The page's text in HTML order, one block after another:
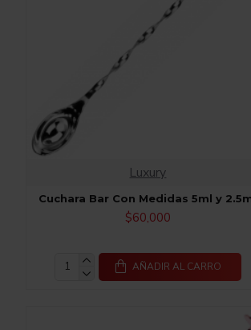
Luxury
Cuchara Bar Con Medidas 5ml y
$60,000
AÑADIR AL CARRO